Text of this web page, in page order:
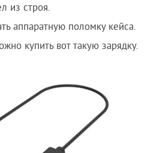
из строя.
аппаратную поломку кейса.
купить вот такую зарядку.